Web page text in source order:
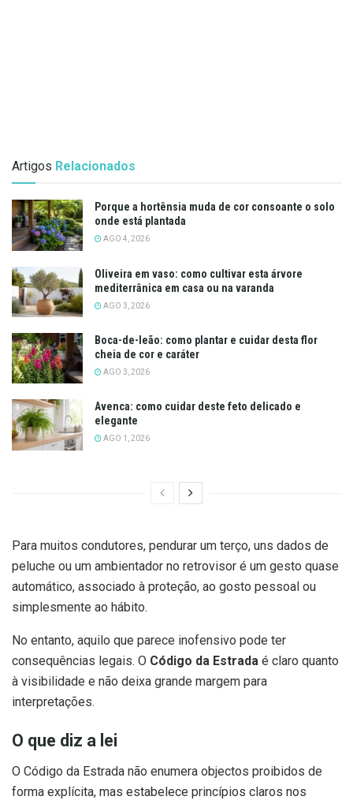
Artigos Relacionados
Porque a hortênsia muda de cor consoante o solo
onde está plantada
AGO 4, 2026
Oliveira em vaso: como cultivar esta árvore
mediterrânica em casa ou na varanda
AGO 3, 2026
Boca-de-leão: como plantar e cuidar desta flor
cheia de cor e caráter
AGO 3, 2026
Avenca: como cuidar deste feto delicado e
elegante
AGO 1, 2026
Para muitos condutores, pendurar um terço, uns dados de
peluche ou um ambientador no retrovisor é um gesto quase
automático, associado à proteção, ao gosto pessoal ou
simplesmente ao hábito.
No entanto, aquilo que parece inofensivo pode ter
consequências legais. O Código da Estrada é claro quanto
à visibilidade e não deixa grande margem para
interpretações.
O que diz a lei
O Código da Estrada não enumera objectos proibidos de
forma explícita, mas estabelece princípios claros nos